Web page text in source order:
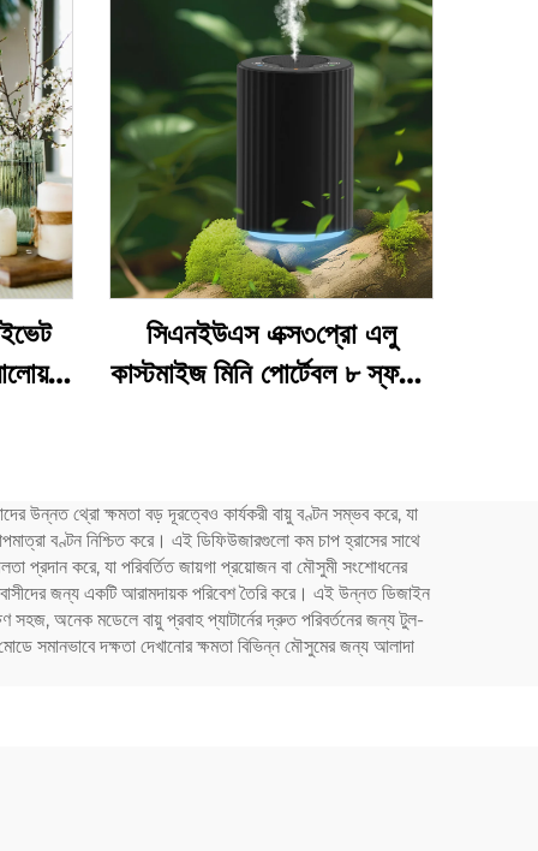
সিএনইউএস এক্স৩প্রো এলু
কাস্টমাইজ মিনি পোর্টেবল ৮ স্ফটিক
উন্নত থ্রো ক্ষমতা বড় দূরত্বেও কার্যকরী বায়ু বণ্টন সম্ভব করে, যা
বণ্টন নিশ্চিত করে। এই ডিফিউজারগুলো কম চাপ হ্রাসের সাথে
প্রদান করে, যা পরিবর্তিত জায়গা প্রয়োজন বা মৌসুমী সংশোধনের
জন্য একটি আরামদায়ক পরিবেশ তৈরি করে। এই উন্নত ডিজাইন
সহজ, অনেক মডেলে বায়ু প্রবাহ প্যাটার্নের দ্রুত পরিবর্তনের জন্য টুল-
সমানভাবে দক্ষতা দেখানোর ক্ষমতা বিভিন্ন মৌসুমের জন্য আলাদা